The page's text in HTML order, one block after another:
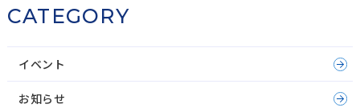
CATEGORY
イベント
お知らせ